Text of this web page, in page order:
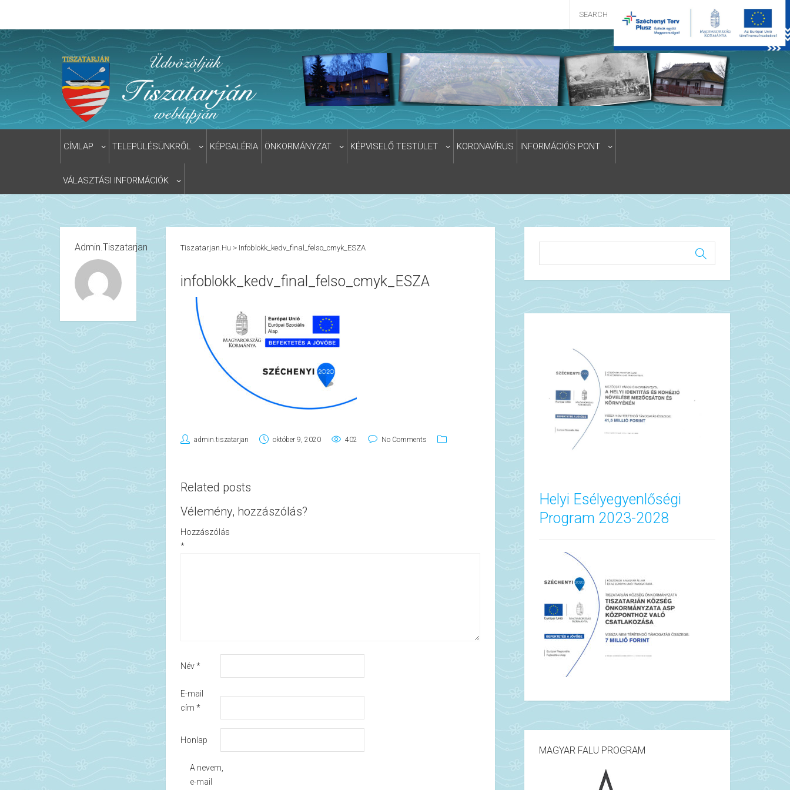
CÍMLAP TELEPÜLÉSÜNKRŐL KÉPGALÉRIA ÖNKORMÁNYZAT KÉPVISELŐ TESTÜLET KORONAVÍRUS INFORMÁCIÓS PONT
VÁLASZTÁSI INFORMÁCIÓK
Admin.tiszatarjan Tiszatarjan.hu > Infoblokk_kedv_final_felso_cmyk_ESZA
infoblokk_kedv_final_felso_cmyk_ESZA
admin.tiszatarjan október 9, 2020 402 No Comments
Related posts
Vélemény, hozzászólás?
Hozzászólás
*
Név*
E-mail
cím *
Honlap
A nevem,
e-mail
Helyi Esélyegyenlőségi
Program 2023-2028
MAGYAR FALU PROGRAM